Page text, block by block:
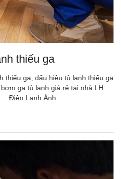
thiếu ga
thiếu ga, dấu hiệu tủ lạnh thiếu ga
ga tủ lạnh giá rẻ tại nhà LH:
Điện Lạnh Ánh...